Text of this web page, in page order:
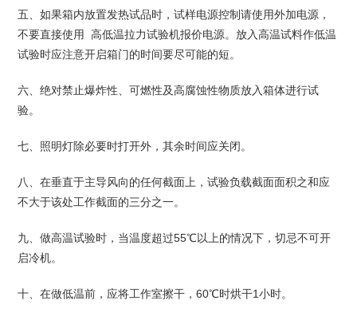
五、如果箱内放置发热试品时，试样电源控制请使用外加电源，
不要直接使用 高低温拉力试验机报价电源。放入高温试料作低温
试验时应注意开启箱门的时间要尽可能的短。
六、绝对禁止爆炸性、可燃性及高腐蚀性物质放入箱体进行试
验。
七、照明灯除必要时打开外，其余时间应关闭。
八、在垂直于主导风向的任何截面上，试验负载截面面积之和应
不大于该处工作截面的三分之一。
九、做高温试验时，当温度超过55℃以上的情况下，切忌不可开
启冷机。
十、在做低温前，应将工作室擦干，60℃时烘干1小时。